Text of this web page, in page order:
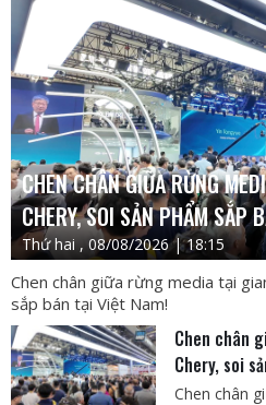
CHEN CHÂN GIỮA RỪNG
CHERY, SOI SẢN PHẨM SẮP
Thứ hai , 08/08/2026 | 18:15
Chen chân giữa rừng media tại
sắp bán tại Việt Nam!
Chen chân
Chery, soi
Chen chân